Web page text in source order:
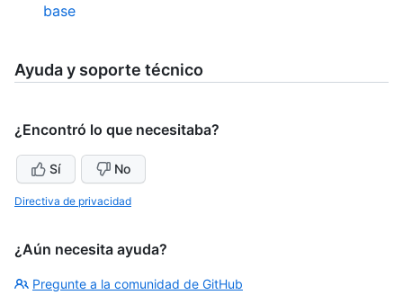
base
Ayuda y soporte técnico
¿Encontró lo que necesitaba?
Sí No
Directiva de privacidad
¿Aún necesita ayuda?
Pregunte a la comunidad de GitHub